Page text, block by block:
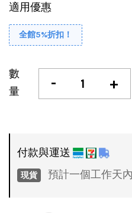
適用優惠
全館5%折扣！
數
量
- +
付款與運送
現貨 預計一個工作天